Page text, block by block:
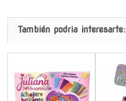
También podria interesarte: